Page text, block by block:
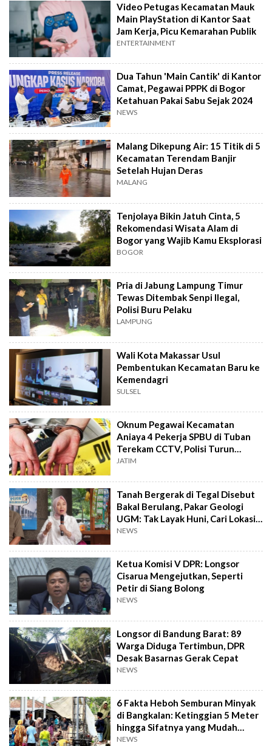
Video Petugas Kecamatan Mauk
Main PlayStation di Kantor Saat
Jam Kerja, Picu Kemarahan Publik
ENTERTAINMENT
Dua Tahun 'Main Cantik' di Kantor
Camat, Pegawai PPPK di Bogor
Ketahuan Pakai Sabu Sejak 2024
NEWS
Malang Dikepung Air: 15 Titik di 5
Kecamatan Terendam Banjir
Setelah Hujan Deras
MALANG
Tenjolaya Bikin Jatuh Cinta, 5
Rekomendasi Wisata Alam di
Bogor yang Wajib Kamu Eksplorasi
BOGOR
Pria di Jabung Lampung Timur
Tewas Ditembak Senpi Ilegal,
Polisi Buru Pelaku
LAMPUNG
Wali Kota Makassar Usul
Pembentukan Kecamatan Baru ke
Kemendagri
SULSEL
Oknum Pegawai Kecamatan
Aniaya 4 Pekerja SPBU di Tuban
Terekam CCTV, Polisi Turun
Tangan
JATIM
Tanah Bergerak di Tegal Disebut
Bakal Berulang, Pakar Geologi
UGM: Tak Layak Huni, Cari Lokasi
Baru!
NEWS
Ketua Komisi V DPR: Longsor
Cisarua Mengejutkan, Seperti
Petir di Siang Bolong
NEWS
Longsor di Bandung Barat: 89
Warga Diduga Tertimbun, DPR
Desak Basarnas Gerak Cepat
NEWS
6 Fakta Heboh Semburan Minyak
di Bangkalan: Ketinggian 5 Meter
hingga Sifatnya yang Mudah
Terbakar
NEWS